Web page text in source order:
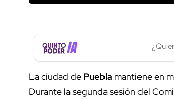
La ciudad de Puebla mantiene en
Durante la segunda sesión del